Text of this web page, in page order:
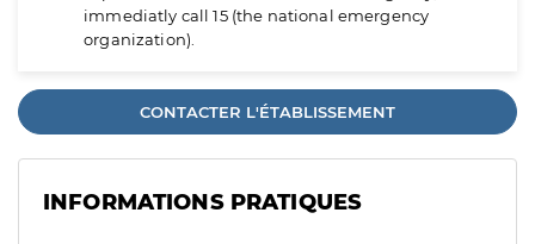
immediatly call 15 (the national emergency
organization).
CONTACTER L'ÉTABLISSEMENT
INFORMATIONS PRATIQUES